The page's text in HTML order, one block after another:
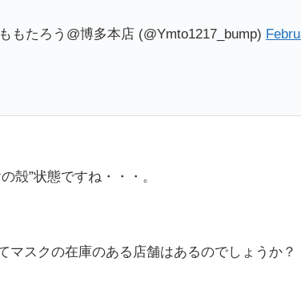
もたろう@博多本店 (@Ymto1217_bump)
殻”状態ですね・・・。
マスクの在庫のある店舗はあるのでしょうか？